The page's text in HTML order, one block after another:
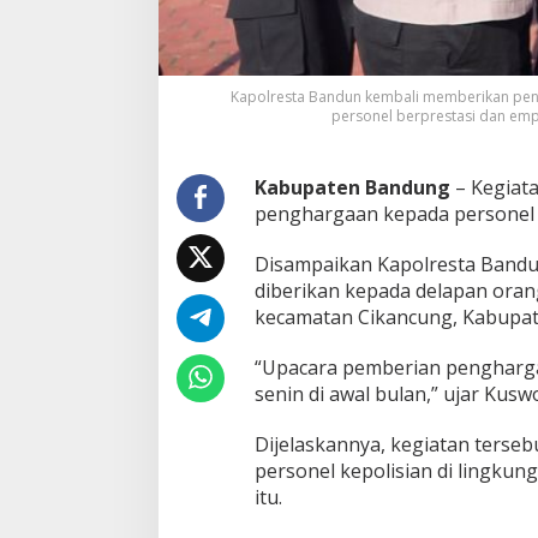
n
B
g
i
P
s
o
e
l
K
e
o
i
a
Kapolresta Bandun kembali memberikan
personel berprestasi dan
Kabupaten Bandung –
penghargaan kepada
Disampaikan Kapolresta
diberikan kepada delapan
kecamatan Cikancung,
“Upacara pemberian
senin di awal bulan,” ujar
Dijelaskannya, kegiatan
personel kepolisian di
itu.